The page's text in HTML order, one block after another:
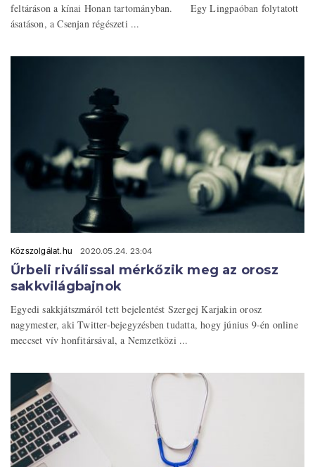
feltáráson a kínai Honan tartományban. Egy Lingpaóban folytatott
ásatáson, a Csenjan régészeti ...
Közszolgálat.hu 2020.05.24. 23:04
Űrbeli riválissal mérkőzik meg az orosz
sakkvilágbajnok
Egyedi sakkjátszmáról tett bejelentést Szergej Karjakin orosz
nagymester, aki Twitter-bejegyzésben tudatta, hogy június 9-én online
meccset vív honfitársával, a Nemzetközi ...